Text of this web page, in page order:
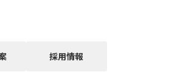
採用情報